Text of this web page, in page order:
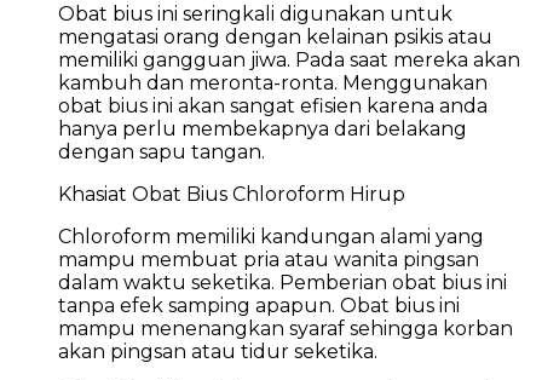
Obat bius ini seringkali digunakan untuk
mengatasi orang dengan kelainan psikis atau
memiliki gangguan jiwa. Pada saat mereka akan
kambuh dan meronta-ronta. Menggunakan
obat bius ini akan sangat efisien karena anda
hanya perlu membekapnya dari belakang
dengan sapu tangan.
Khasiat Obat Bius Chloroform Hirup
Chloroform memiliki kandungan alami yang
mampu membuat pria atau wanita pingsan
dalam waktu seketika. Pemberian obat bius ini
tanpa efek samping apapun. Obat bius ini
mampu menenangkan syaraf sehingga korban
akan pingsan atau tidur seketika.